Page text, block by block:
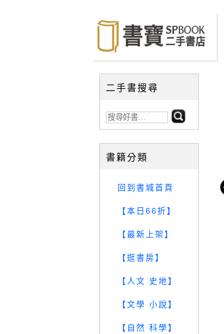
二手書搜尋
書籍分類
回到書城首頁
【本日66折】
【最新上架】
【逛書房】
【人文 史地】
【文學 小說】
【自然 科學】